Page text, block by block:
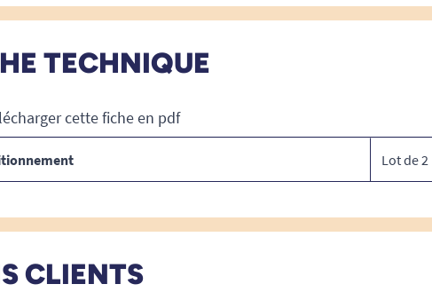
TECHNIQUE
cette fiche en pdf
Lot de 2
CLIENTS